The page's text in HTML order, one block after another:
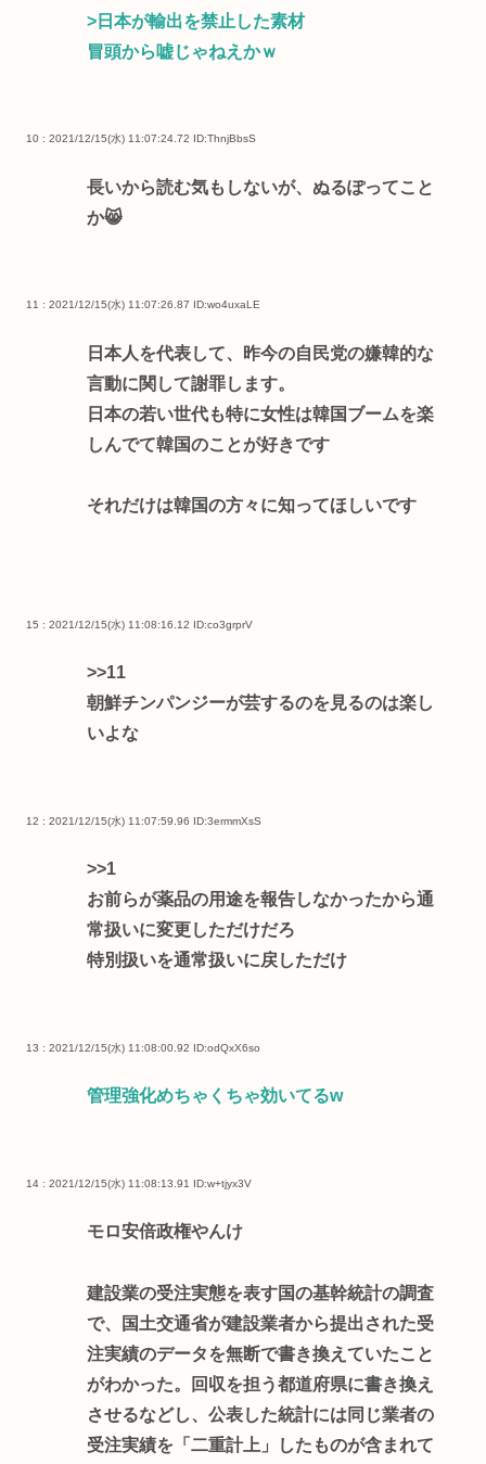
>日本が輸出を禁止した素材
冒頭から嘘じゃねえかｗ
10 : 2021/12/15(水) 11:07:24.72 ID:ThnjBbsS
長いから読む気もしないが、ぬるぽってこと
か😸
11 : 2021/12/15(水) 11:07:26.87 ID:wo4uxaLE
日本人を代表して、昨今の自民党の嫌韓的な
言動に関して謝罪します。
日本の若い世代も特に女性は韓国ブームを楽
しんでて韓国のことが好きです
それだけは韓国の方々に知ってほしいです
15 : 2021/12/15(水) 11:08:16.12 ID:co3grprV
>>11
朝鮮チンパンジーが芸するのを見るのは楽し
いよな
12 : 2021/12/15(水) 11:07:59.96 ID:3ermmXsS
>>1
お前らが薬品の用途を報告しなかったから通
常扱いに変更しただけだろ
特別扱いを通常扱いに戻しただけ
13 : 2021/12/15(水) 11:08:00.92 ID:odQxX6so
管理強化めちゃくちゃ効いてるw
14 : 2021/12/15(水) 11:08:13.91 ID:w+tjyx3V
モロ安倍政権やんけ
建設業の受注実態を表す国の基幹統計の調査
で、国土交通省が建設業者から提出された受
注実績のデータを無断で書き換えていたこと
がわかった。回収を担う都道府県に書き換え
させるなどし、公表した統計には同じ業者の
受注実績を「二重計上」したものが含まれて